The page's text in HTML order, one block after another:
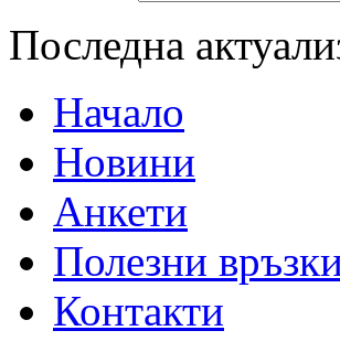
Последна
Начало
Новини
Анкети
Полезни
Контакти